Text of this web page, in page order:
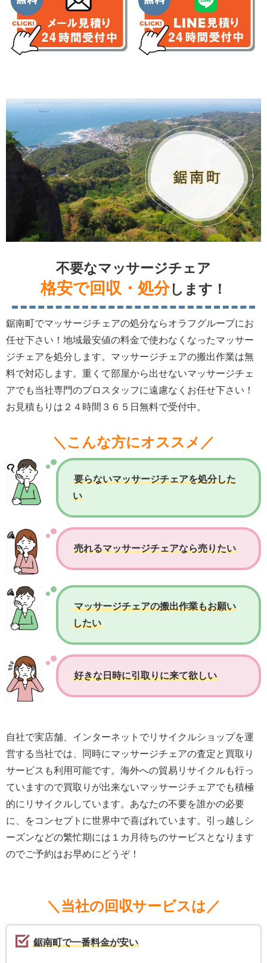
不要なマッサージチェア
格安で回収・処分します！
鋸南町でマッサージチェアの処分ならオラフグループにお
任せ下さい！地域最安値の料金で使わなくなったマッサー
ジチェアを処分します。マッサージチェアの搬出作業は無
料で対応します。重くて部屋から出せないマッサージチェ
アでも当社専門のプロスタッフに遠慮なくお任せ下さい！
お見積もりは２４時間３６５日無料で受付中。
＼こんな方にオススメ／
要らないマッサージチェアを処分した
い
売れるマッサージチェアなら売りたい
マッサージチェアの搬出作業もお願い
したい
好きな日時に引取りに来て欲しい
自社で実店舗、インターネットでリサイクルショップを運
営する当社では、同時にマッサージチェアの査定と買取り
サービスも利用可能です。海外への貿易リサイクルも行っ
ていますので買取りが出来ないマッサージチェアでも積極
的にリサイクルしています。あなたの不要を誰かの必要
に、をコンセプトに世界中で喜ばれています。引っ越しシ
ーズンなどの繁忙期には１カ月待ちのサービスとなります
のでご予約はお早めにどうぞ！
＼当社の回収サービスは／
鋸南町で一番料金が安い